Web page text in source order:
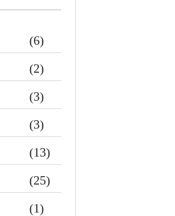
(6)
(2)
(3)
(3)
(13)
(25)
(1)